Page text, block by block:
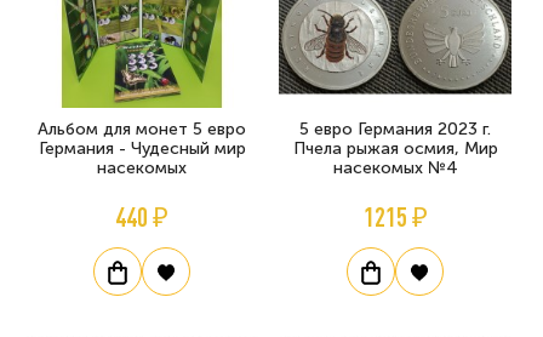
Альбом для монет 5 евро
Германия - Чудесный мир
насекомых
440 ₽
5 евро Германия 2023 г.
Пчела рыжая осмия, Мир
насекомых №4
1215 ₽